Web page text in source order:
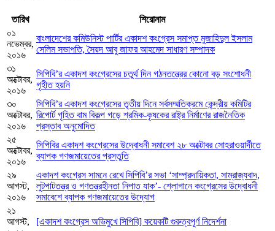
তারিখ
শিরোনাম
০১
নভেম্বর,
২০১৬
বাংলাদেশের কমিউনিস্ট পার্টির একাদশ কংগ্রেস সমাপ্ত মুজাহিদুল ইসলাম
সেলিম সভাপতি, সৈয়দ আবু জাফর আহমেদ সাধারণ সম্পাদক
৩১
অক্টোবর,
২০১৬
সিপিবি’র একাদশ কংগ্রেসের চতুর্থ দিন গঠনতন্ত্রের কোনো বড় সংশোধনী
গৃহীত হয়নি
৩০
অক্টোবর,
২০১৬
সিপিবি’র একাদশ কংগ্রেসের তৃতীয় দিনে সর্বসম্মতিক্রমে কেন্দ্রীয় কমিটির
রিপোর্ট গৃহিত বাম বিকল্প গড়ে শ্রমিক-কৃষকের রাষ্ট্র নির্মাণের রাজনৈতিক
প্রস্তাব অনুমোদিত
২৫
অক্টোবর,
২০১৬
সিপিবির একাদশ কংগ্রেসের উদ্বোধনী সমাবেশ ২৮ অক্টোবর সোহরাওয়ার্দীতে
ব্যাপক গণজমায়েতের প্রস্তুতি
২৯
আগস্ট,
২০১৬
একাদশ কংগ্রেস সামনে রেখে সিপিবি’র সভা ‘সাম্প্রদায়িকতা, সাম্রাজ্যবাদ,
লুটপাটতন্ত্র ও গণতন্ত্রহীনতা নিপাত যাক’- শ্লোগানে কংগ্রেসের উদ্বোধনী
সমাবেশে ব্যাপক গণজমায়েতের উদ্যোগ
২১
আগস্ট,
[একাদশ কংগ্রেস অভিমুখে সিপিবি] কয়েকটি গুরুত্বপূর্ণ নিদের্শনা